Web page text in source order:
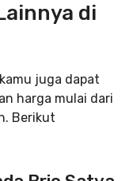
di
juga dapat
harga mulai dari
Berikut